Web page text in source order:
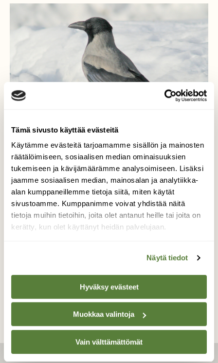
Tämä sivusto käyttää evästeitä
Käytämme evästeitä tarjoamamme sisällön ja mainosten
räätälöimiseen, sosiaalisen median ominaisuuksien
tukemiseen ja kävijämäärämme analysoimiseen. Lisäksi
jaamme sosiaalisen median, mainosalan ja analytiikka-
alan kumppaneillemme tietoja siitä, miten käytät
sivustoamme. Kumppanimme voivat yhdistää näitä
tietoja muihin tietoihin, joita olet antanut heille tai joita on
kerätty, kun olet käyttänyt heidän palvelujaan.
Näytä tiedot
Hyväksy evästeet
Muokkaa valintoja
Vain välttämättömät
Auringossa
Nyt oli ensimmäinen keväinen päivä, ainakin
aurinko paistoi :) Varis näytti tykkäävän.
TAKAISIN LISTAAN